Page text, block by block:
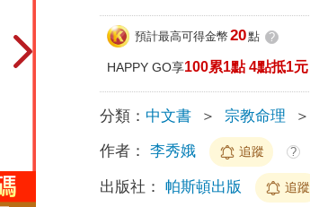
預計最高可得金幣 20點 ?
HAPPY GO享100累1點 4點抵1元
分類： 中文書 ＞ 宗教命理 ＞
作者： 李秀娥 追蹤 ?
出版社： 帕斯頓出版 追蹤